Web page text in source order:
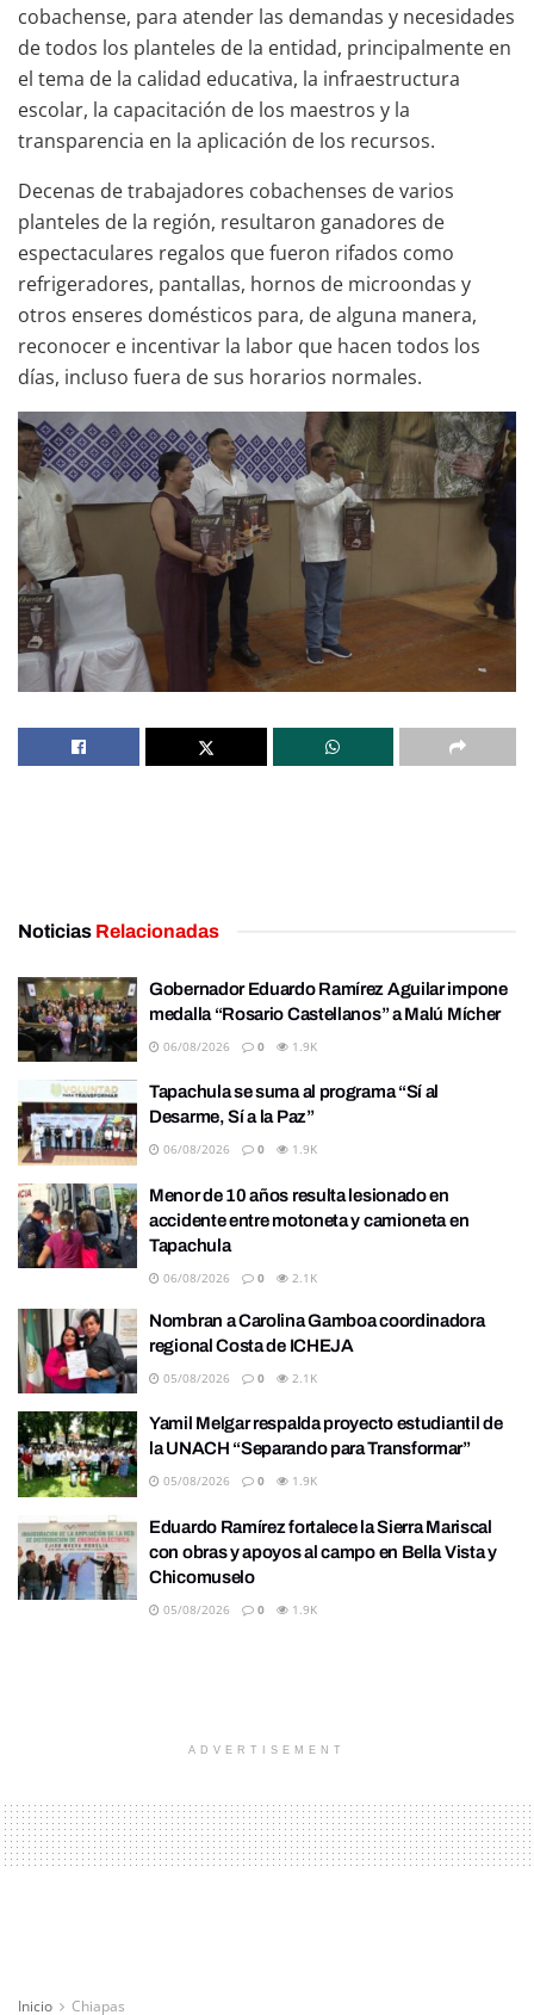
cobachense, para atender las demandas y necesidades
de todos los planteles de la entidad, principalmente en
el tema de la calidad educativa, la infraestructura
escolar, la capacitación de los maestros y la
transparencia en la aplicación de los recursos.
Decenas de trabajadores cobachenses de varios
planteles de la región, resultaron ganadores de
espectaculares regalos que fueron rifados como
refrigeradores, pantallas, hornos de microondas y
otros enseres domésticos para, de alguna manera,
reconocer e incentivar la labor que hacen todos los
días, incluso fuera de sus horarios normales.
Noticias Relacionadas
Gobernador Eduardo Ramírez Aguilar impone
medalla “Rosario Castellanos” a Malú Mícher
06/08/2026 0 1.9K
Tapachula se suma al programa “Sí al
Desarme, Sí a la Paz”
06/08/2026 0 1.9K
Menor de 10 años resulta lesionado en
accidente entre motoneta y camioneta en
Tapachula
06/08/2026 0 2.1K
Nombran a Carolina Gamboa coordinadora
regional Costa de ICHEJA
05/08/2026 0 2.1K
Yamil Melgar respalda proyecto estudiantil de
la UNACH “Separando para Transformar”
05/08/2026 0 1.9K
Eduardo Ramírez fortalece la Sierra Mariscal
con obras y apoyos al campo en Bella Vista y
Chicomuselo
05/08/2026 0 1.9K
ADVERTISEMENT
Inicio Chiapas